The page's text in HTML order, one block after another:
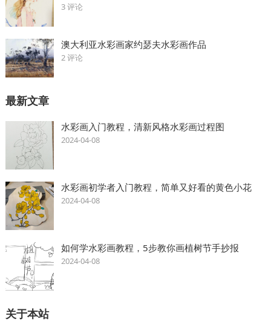
3 评论
澳大利亚水彩画家约瑟夫水彩画作品
2 评论
最新文章
水彩画入门教程，清新风格水彩画过程图
2024-04-08
水彩画初学者入门教程，简单又好看的黄色小花
2024-04-08
如何学水彩画教程，5步教你画植树节手抄报
2024-04-08
关于本站